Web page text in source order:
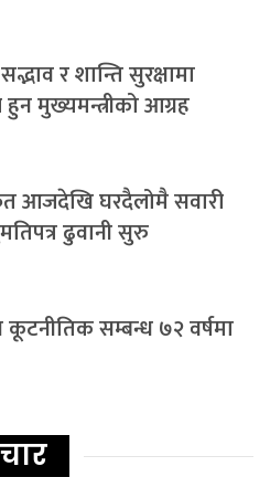
र शान्ति सुरक्षामा
मुख्यमन्त्रीको आग्रह
आजदेखि घरदैलोमै सवारी
ढुवानी सुरु
सम्बन्ध ७२ वर्षमा